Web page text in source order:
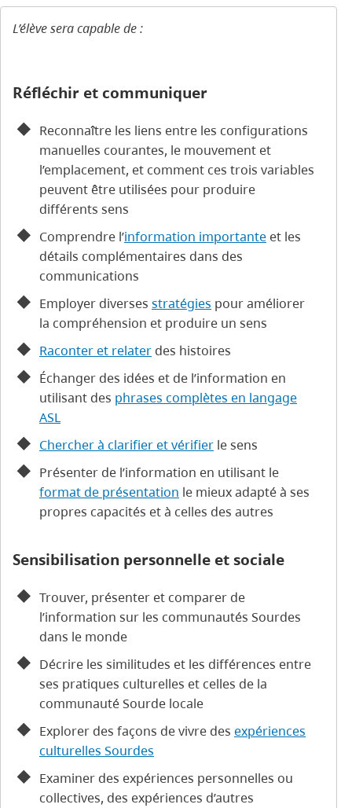
L’élève sera capable de :
Réfléchir et communiquer
Reconnaître les liens entre les configurations
manuelles courantes, le mouvement et
l’emplacement, et comment ces trois variables
peuvent être utilisées pour produire
différents sens
Comprendre l’information importante et les
détails complémentaires dans des
communications
Employer diverses stratégies pour améliorer
la compréhension et produire un sens
Raconter et relater des histoires
Échanger des idées et de l’information en
utilisant des phrases complètes en langage
ASL
Chercher à clarifier et vérifier le sens
Présenter de l’information en utilisant le
format de présentation le mieux adapté à ses
propres capacités et à celles des autres
Sensibilisation personnelle et sociale
Trouver, présenter et comparer de
l’information sur les communautés Sourdes
dans le monde
Décrire les similitudes et les différences entre
ses pratiques culturelles et celles de la
communauté Sourde locale
Explorer des façons de vivre des expériences
culturelles Sourdes
Examiner des expériences personnelles ou
collectives, des expériences d’autres